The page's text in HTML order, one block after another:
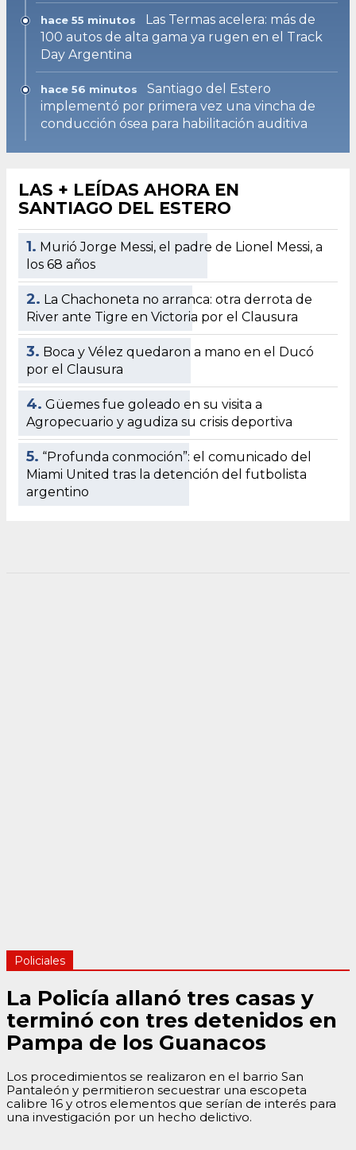
hace 55 minutos
Las Termas acelera: más de
100 autos de alta gama ya rugen en el Track
Day Argentina
hace 56 minutos
Santiago del Estero
implementó por primera vez una vincha de
conducción ósea para habilitación auditiva
LAS + LEÍDAS AHORA EN
SANTIAGO DEL ESTERO
1. Murió Jorge Messi, el padre de Lionel Messi, a
los 68 años
2. La Chachoneta no arranca: otra derrota de
River ante Tigre en Victoria por el Clausura
3. Boca y Vélez quedaron a mano en el Ducó
por el Clausura
4. Güemes fue goleado en su visita a
Agropecuario y agudiza su crisis deportiva
5. “Profunda conmoción”: el comunicado del
Miami United tras la detención del futbolista
argentino